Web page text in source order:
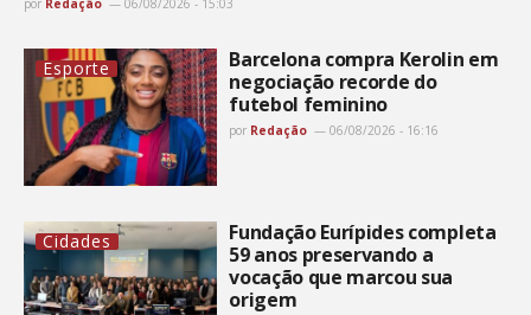
Esporte
Barcelona compra Kerolin em
negociação recorde do
futebol feminino
por Redação 06/08/2026 - 16:16
Cidades
Fundação Eurípides completa
59 anos preservando a
vocação que marcou sua
origem